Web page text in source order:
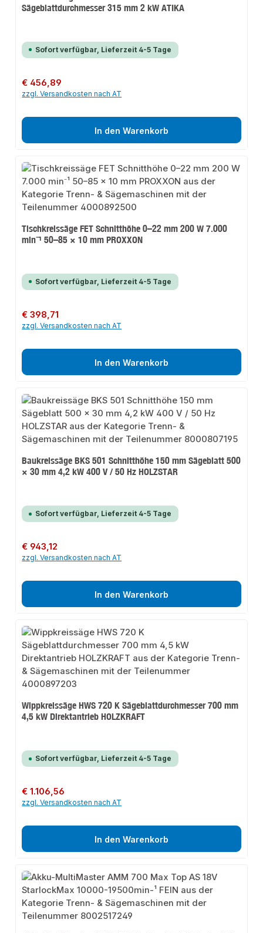
Sägeblattdurchmesser 315 mm 2 kW ATIKA
Sofort verfügbar, Lieferzeit 4-5 Tage
Regulärer Preis:
€ 456,89
zzgl. Versandkosten nach AT
In den Warenkorb
Tischkreissäge FET Schnitthöhe 0–22 mm 200 W 7.000
min⁻¹ 50–85 × 10 mm PROXXON
Sofort verfügbar, Lieferzeit 4-5 Tage
Regulärer Preis:
€ 398,71
zzgl. Versandkosten nach AT
In den Warenkorb
Baukreissäge BKS 501 Schnitthöhe 150 mm Sägeblatt 500
× 30 mm 4,2 kW 400 V / 50 Hz HOLZSTAR
Sofort verfügbar, Lieferzeit 4-5 Tage
Regulärer Preis:
€ 943,12
zzgl. Versandkosten nach AT
In den Warenkorb
Wippkreissäge HWS 720 K Sägeblattdurchmesser 700 mm
4,5 kW Direktantrieb HOLZKRAFT
Sofort verfügbar, Lieferzeit 4-5 Tage
Regulärer Preis:
€ 1.106,56
zzgl. Versandkosten nach AT
In den Warenkorb